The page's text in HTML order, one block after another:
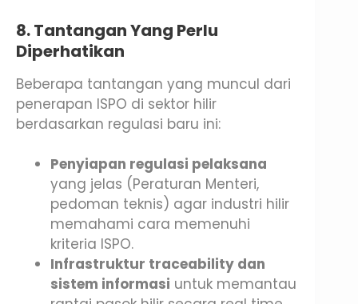
8. Tantangan Yang Perlu
Diperhatikan
Beberapa tantangan yang muncul dari
penerapan ISPO di sektor hilir
berdasarkan regulasi baru ini:
Penyiapan regulasi pelaksana
yang jelas (Peraturan Menteri,
pedoman teknis) agar industri hilir
memahami cara memenuhi
kriteria ISPO.
Infrastruktur traceability dan
sistem informasi untuk memantau